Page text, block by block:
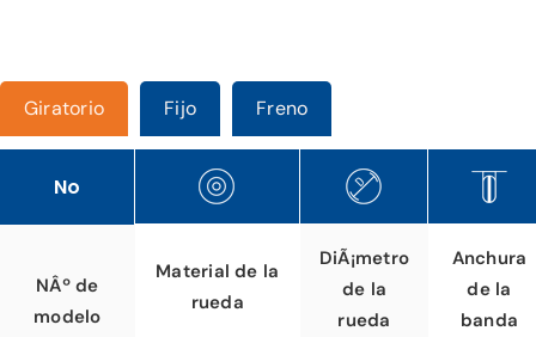
Giratorio Fijo Freno
No
NÂº de
modelo
Material de la
rueda
DiÃ¡metro
de la
rueda
Anchura
de la
banda